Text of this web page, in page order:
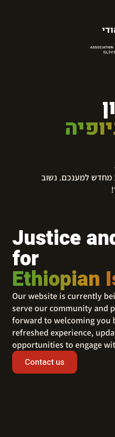
מחדש למענכם. נשוב
Justice
for
Ethiopian
Our website is currently
serve our community and
forward to welcoming you
refreshed experience,
opportunities to engage
Contact us